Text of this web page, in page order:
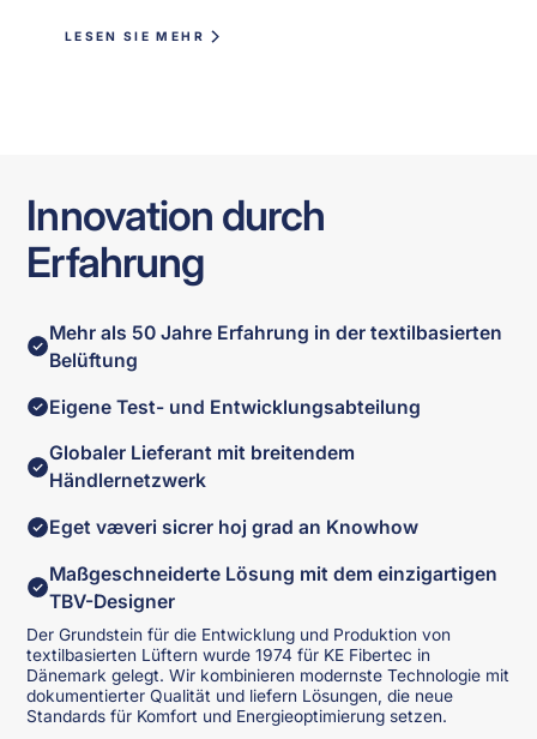
LESEN SIE MEHR
Innovation durch
Erfahrung
Mehr als 50 Jahre Erfahrung in der textilbasierten
Belüftung
Eigene Test- und Entwicklungsabteilung
Globaler Lieferant mit breitendem
Händlernetzwerk
Eget væveri sicrer hoj grad an Knowhow
Maßgeschneiderte Lösung mit dem einzigartigen
TBV-Designer
Der Grundstein für die Entwicklung und Produktion von
textilbasierten Lüftern wurde 1974 für KE Fibertec in
Dänemark gelegt. Wir kombinieren modernste Technologie mit
dokumentierter Qualität und liefern Lösungen, die neue
Standards für Komfort und Energieoptimierung setzen.